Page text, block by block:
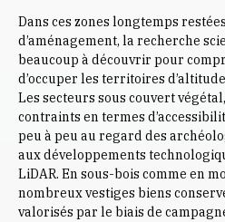
Dans ces zones longtemps
d’aménagement, la recherche
beaucoup à découvrir pour
d’occuper les territoires
Les secteurs sous couvert
contraints en termes
peu à peu au regard des
aux développements
LiDAR. En sous-bois comme en
nombreux vestiges biens
valorisés par le biais de